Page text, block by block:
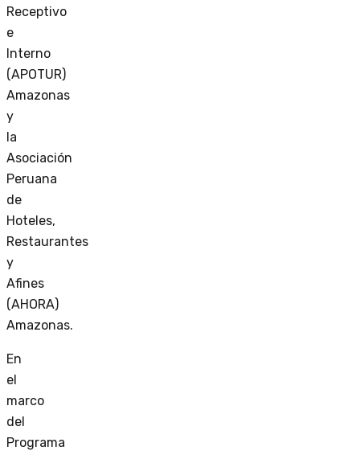
Receptivo
e
Interno
(APOTUR)
Amazonas
y
la
Asociación
Peruana
de
Hoteles,
Restaurantes
y
Afines
(AHORA)
Amazonas.
En
el
marco
del
Programa